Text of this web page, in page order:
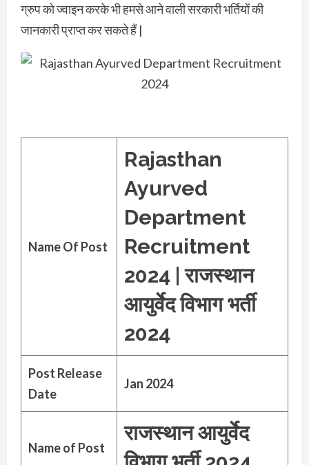
ग्रुप को ज्वाइन करके भी हमसे आने वाली सरकारी भर्तियों की
जानकारी प्राप्त कर सकते हैं |
Name Of Post
Rajasthan
Ayurved
Department
Recruitment
2024 | राजस्थान
आयुर्वेद विभाग भर्ती
2024
Post Release
Date
Jan 2024
Name of Post
राजस्थान आयुर्वेद